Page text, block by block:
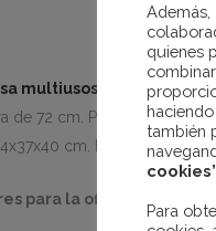
multiusos (Imagen 3),
de 72 cm. Por último,
cm. Puede
para la oficina
quienes
también
Para